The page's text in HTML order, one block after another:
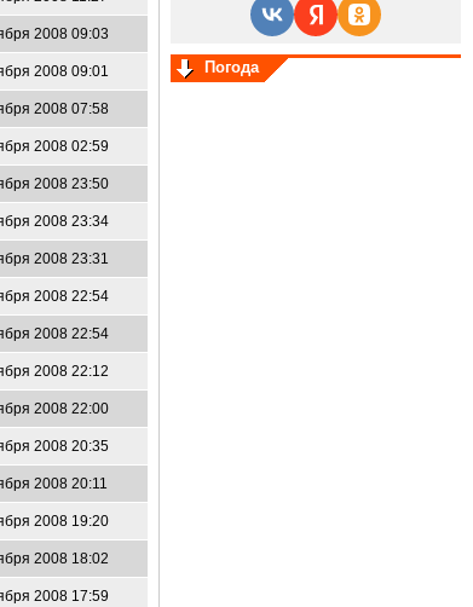
2008 09:03
2008 09:01
2008 07:58
2008 02:59
2008 23:50
2008 23:34
2008 23:31
2008 22:54
2008 22:54
2008 22:12
2008 22:00
2008 20:35
2008 20:11
2008 19:20
2008 18:02
2008 17:59
Погода